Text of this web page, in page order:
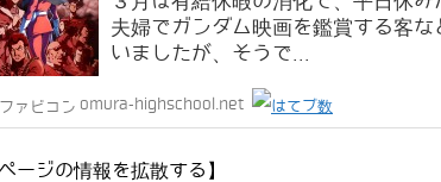
夫婦でガンダム映画を鑑賞する客
いましたが、そうで...
omura-highschool.net
ージの情報を拡散する】